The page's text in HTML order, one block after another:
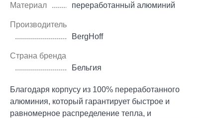
Материал переработанный алюминий
Производитель
BergHoff
Страна бренда
Бельгия
Благодаря корпусу из 100% переработанного
алюминия, который гарантирует быстрое и
равномерное распределение тепла, и